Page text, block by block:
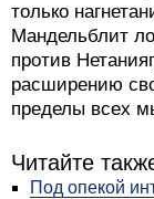
только
Мандельблит
против
расширению
пределы всех
Читайте
Под опекой